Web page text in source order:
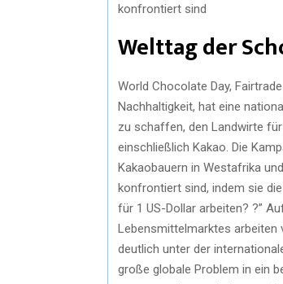
konfrontiert sind
Welttag der
World Chocolate Day,
Nachhaltigkeit, hat eine
zu schaffen, den Landwirte
einschließlich Kakao. Die
Kakaobauern in Westafrika
konfrontiert sind, indem sie
für 1 US-Dollar arbeiten? ?”
Lebensmittelmarktes arbeiten
deutlich unter der
große globale Problem in ein